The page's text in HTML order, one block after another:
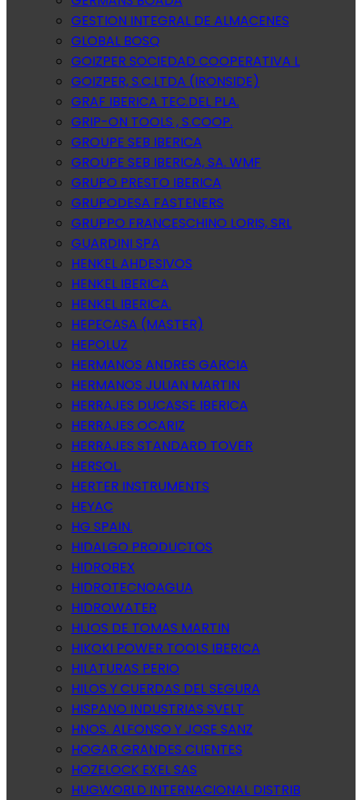
GESTION INTEGRAL DE ALMACENES
GLOBAL BOSQ
GOIZPER SOCIEDAD COOPERATIVA L
GOIZPER, S.C.LTDA (IRONSIDE)
GRAF IBERICA TEC.DEL PLA.
GRIP-ON TOOLS , S.COOP.
GROUPE SEB IBERICA
GROUPE SEB IBERICA, SA. WMF
GRUPO PRESTO IBERICA
GRUPODESA FASTENERS
GRUPPO FRANCESCHINO LORIS, SRL
GUARDINI SPA
HENKEL AHDESIVOS
HENKEL IBERICA
HENKEL IBERICA.
HEPECASA (MASTER)
HEPOLUZ
HERMANOS ANDRES GARCIA
HERMANOS JULIAN MARTIN
HERRAJES DUCASSE IBERICA
HERRAJES OCARIZ
HERRAJES STANDARD TOVER
HERSOL.
HERTER INSTRUMENTS
HEYAC
HG SPAIN.
HIDALGO PRODUCTOS
HIDROBEX
HIDROTECNOAGUA
HIDROWATER
HIJOS DE TOMAS MARTIN
HIKOKI POWER TOOLS IBERICA
HILATURAS PERIO
HILOS Y CUERDAS DEL SEGURA
HISPANO INDUSTRIAS SVELT
HNOS. ALFONSO Y JOSE SANZ
HOGAR GRANDES CLIENTES
HOZELOCK EXEL SAS
HUGWORLD INTERNACIONAL DISTRIB